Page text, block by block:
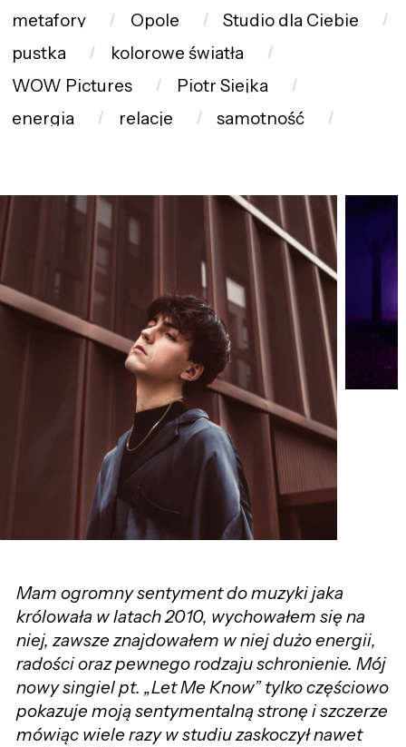
metafory
Opole
Studio dla Ciebie
pustka
kolorowe światła
WOW Pictures
Piotr Siejka
energia
relacje samotność
Mam ogromny sentyment do muzyki jaka
królowała w latach 2010, wychowałem się na
niej, zawsze znajdowałem w niej dużo energii,
radości oraz pewnego rodzaju schronienie. Mój
nowy singiel pt. „Let Me Know” tylko częściowo
pokazuje moją sentymentalną stronę i szczerze
mówiąc wiele razy w studiu zaskoczył nawet